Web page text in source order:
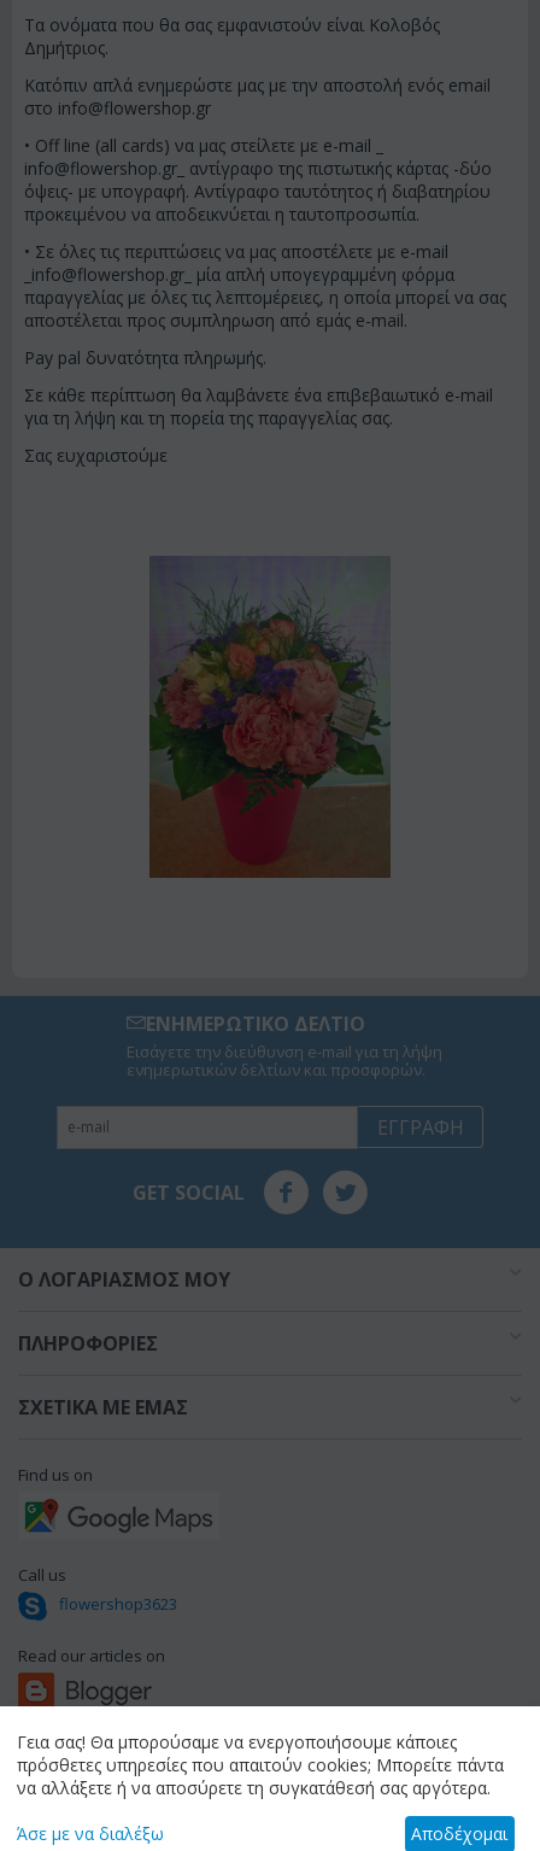
Τα ονόματα που θα σας εμφανιστούν είναι Κολοβός
Δημήτριος.
Κατόπιν απλά ενημερώστε μας με την αποστολή ενός email
στο info@flowershop.gr
• Off line (all cards) να μας στείλετε με e-mail _
info@flowershop.gr _ αντίγραφο της πιστωτικής κάρτας -δύο
όψεις- με υπογραφή. Αντίγραφο ταυτότητος ή διαβατηρίου
προκειμένου να αποδεικνύεται η ταυτοπροσωπία.
• Σε όλες τις περιπτώσεις να μας αποστέλετε με e-mail
_info@flowershop.gr _ μία απλή υπογεγραμμένη φόρμα
παραγγελίας με όλες τις λεπτομέρειες, η οποία μπορεί να σας
αποστέλεται προς συμπληρωση από εμάς e-mail.
Pay pal δυνατότητα πληρωμής.
Σε κάθε περίπτωση θα λαμβάνετε ένα επιβεβαιωτικό e-mail
για τη λήψη και τη πορεία της παραγγελίας σας.
Σας ευχαριστούμε
ΕΝΗΜΕΡΩΤΙΚΟ ΔΕΛΤΙΟ
Εισάγετε την διεύθυνση e-mail για τη λήψη
ενημερωτικών δελτίων και προσφορών.
ΕΓΓΡΑΦΉ
GET SOCIAL
O ΛΟΓΑΡΙΑΣΜΌΣ ΜΟΥ
ΠΛΗΡΟΦΟΡΊΕΣ
ΣΧΕΤΙΚΆ ΜΕ ΕΜΆΣ
Find us on
Call us
flowershop3623
Read our articles on
© 1994 - 2026 flowershop.gr.
Γεια σας! Θα μπορούσαμε να ενεργοποιήσουμε κάποιες
πρόσθετες υπηρεσίες που απαιτούν cookies; Μπορείτε πάντα
να αλλάξετε ή να αποσύρετε τη συγκατάθεσή σας αργότερα.
Άσε με να διαλέξω Αποδέχομαι